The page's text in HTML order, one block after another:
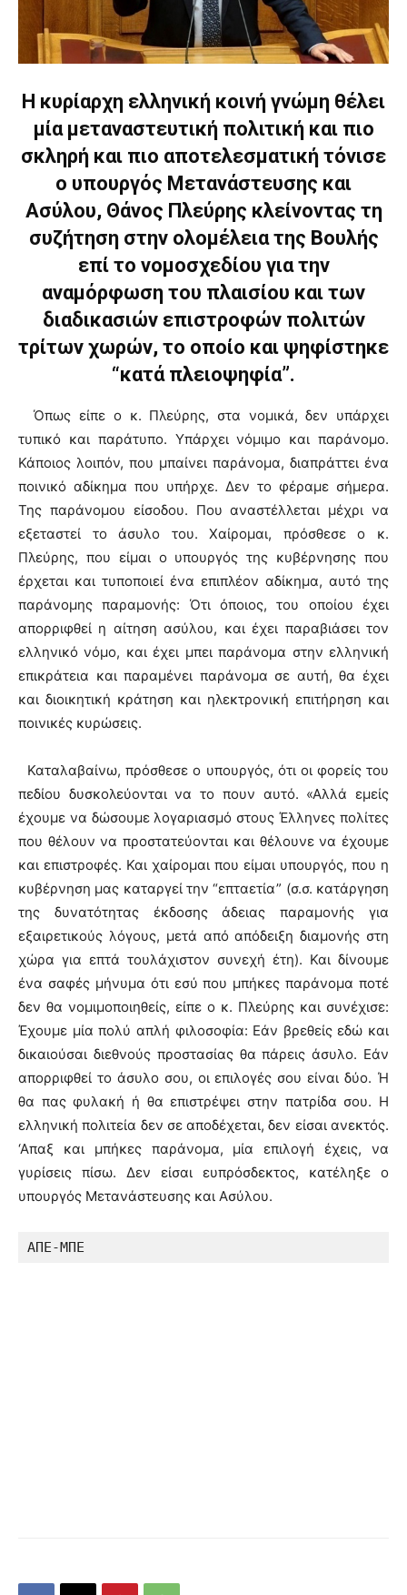
Η κυρίαρχη ελληνική κοινή γνώμη θέλει
μία μεταναστευτική πολιτική και πιο
σκληρή και πιο αποτελεσματική τόνισε
ο υπουργός Μετανάστευσης και
Ασύλου, Θάνος Πλεύρης κλείνοντας τη
συζήτηση στην ολομέλεια της Βουλής
επί το νομοσχεδίου για την
αναμόρφωση του πλαισίου και των
διαδικασιών επιστροφών πολιτών
τρίτων χωρών, το οποίο και ψηφίστηκε
“κατά πλειοψηφία”.
Όπως είπε ο κ. Πλεύρης, στα νομικά, δεν υπάρχει
τυπικό και παράτυπο. Υπάρχει νόμιμο και παράνομο.
Κάποιος λοιπόν, που μπαίνει παράνομα, διαπράττει ένα
ποινικό αδίκημα που υπήρχε. Δεν το φέραμε σήμερα.
Της παράνομου είσοδου. Που αναστέλλεται μέχρι να
εξεταστεί το άσυλο του. Χαίρομαι, πρόσθεσε ο κ.
Πλεύρης, που είμαι ο υπουργός της κυβέρνησης που
έρχεται και τυποποιεί ένα επιπλέον αδίκημα, αυτό της
παράνομης παραμονής: Ότι όποιος, του οποίου έχει
απορριφθεί η αίτηση ασύλου, και έχει παραβιάσει τον
ελληνικό νόμο, και έχει μπει παράνομα στην ελληνική
επικράτεια και παραμένει παράνομα σε αυτή, θα έχει
και διοικητική κράτηση και ηλεκτρονική επιτήρηση και
ποινικές κυρώσεις.
Καταλαβαίνω, πρόσθεσε ο υπουργός, ότι οι φορείς του
πεδίου δυσκολεύονται να το πουν αυτό. «Αλλά εμείς
έχουμε να δώσουμε λογαριασμό στους Έλληνες πολίτες
που θέλουν να προστατεύονται και θέλουνε να έχουμε
και επιστροφές. Και χαίρομαι που είμαι υπουργός, που η
κυβέρνηση μας καταργεί την “επταετία” (σ.σ. κατάργηση
της δυνατότητας έκδοσης άδειας παραμονής για
εξαιρετικούς λόγους, μετά από απόδειξη διαμονής στη
χώρα για επτά τουλάχιστον συνεχή έτη). Και δίνουμε
ένα σαφές μήνυμα ότι εσύ που μπήκες παράνομα ποτέ
δεν θα νομιμοποιηθείς, είπε ο κ. Πλεύρης και συνέχισε:
Έχουμε μία πολύ απλή φιλοσοφία: Εάν βρεθείς εδώ και
δικαιούσαι διεθνούς προστασίας θα πάρεις άσυλο. Εάν
απορριφθεί το άσυλο σου, οι επιλογές σου είναι δύο. Ή
θα πας φυλακή ή θα επιστρέψει στην πατρίδα σου. Η
ελληνική πολιτεία δεν σε αποδέχεται, δεν είσαι ανεκτός.
‘Απαξ και μπήκες παράνομα, μία επιλογή έχεις, να
γυρίσεις πίσω. Δεν είσαι ευπρόσδεκτος, κατέληξε ο
υπουργός Μετανάστευσης και Ασύλου.
ΑΠΕ-ΜΠΕ